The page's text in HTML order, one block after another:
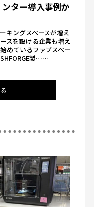
ター導入事例か
キングスペースが増え
スを設ける企業も増え
めているファブスペー
製……